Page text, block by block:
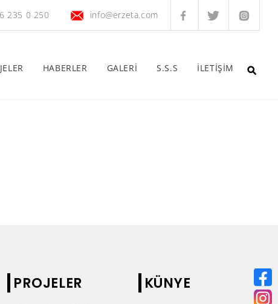
235 0 250 info@erzeta.com
HABERLER GALERİ S.S.S İLETİŞİM
PROJELER KÜNYE